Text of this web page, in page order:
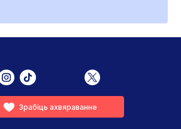
Зрабіць ахвяраванне